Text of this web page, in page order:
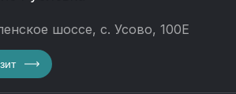
шоссе, с. Усово, 100Е